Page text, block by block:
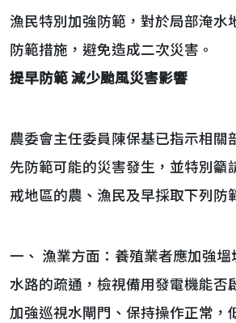
漁民特別加強防範，對於局部淹水
防範措施，避免造成二次災害。
提早防範 減少颱風災害影響
農委會主任委員陳保基已指示相關
先防範可能的災害發生，並特別籲
戒地區的農、漁民及早採取下列防
一、 漁業方面：養殖業者應加強
水路的疏通，檢視備用發電機能否
加強巡視水閘門、保持操作正常，